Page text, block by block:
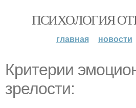
ПСИХОЛОГИЯ
главная новости
Критерии
зрелости: